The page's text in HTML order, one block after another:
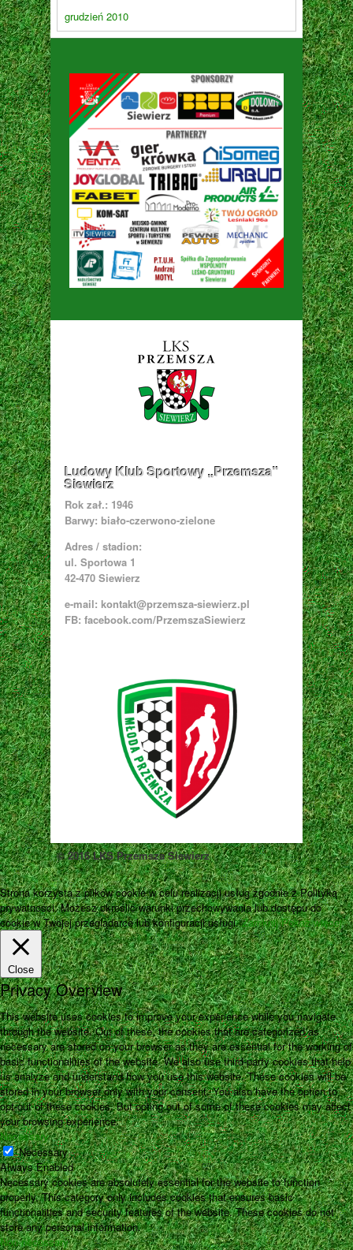
grudzień 2010
Ludowy Klub Sportowy „Przemsza”
Siewierz
Rok zał.: 1946
Barwy: biało-czerwono-zielone
Adres / stadion:
ul. Sportowa 1
42-470 Siewierz
e-mail: kontakt@przemsza-siewierz.pl
FB: facebook.com/PrzemszaSiewierz
© 2016 LKS Przemsza Siewierz
Strona korzysta z plików cookie w celu realizacji usług zgodnie z Polityką
prywatności. Możesz określić warunki przechowywania lub dostępu do
cookie w Twojej przeglądarce lub konfiguracji usługi.Zamknij Pokaż więcej
Close
Privacy Overview
This website uses cookies to improve your experience while you navigate
through the website. Out of these, the cookies that are categorized as
necessary are stored on your browser as they are essential for the working of
basic functionalities of the website. We also use third-party cookies that help
us analyze and understand how you use this website. These cookies will be
stored in your browser only with your consent. You also have the option to
opt-out of these cookies. But opting out of some of these cookies may affect
your browsing experience.
Necessary
Necessary
Always Enabled
Necessary cookies are absolutely essential for the website to function
properly. This category only includes cookies that ensures basic
functionalities and security features of the website. These cookies do not
store any personal information.
Non-necessary